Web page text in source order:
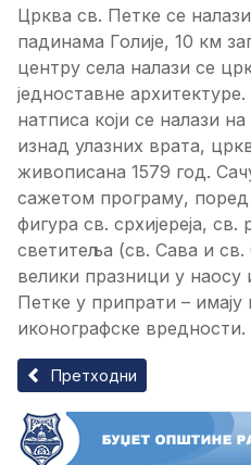
Црква св. Петке се
падинама Голије, 10 км
центру села налази се
једноставне
натписа који се налази
изнад улазних врата,
живописана 1579 год.
сажетом програму, поред
фигура св. срхијереја,
светитеља (св. Сава и
велики празници у
Петке у припрати –
иконографске вредности.
Претходни чланак: Црква Св.
Претходни